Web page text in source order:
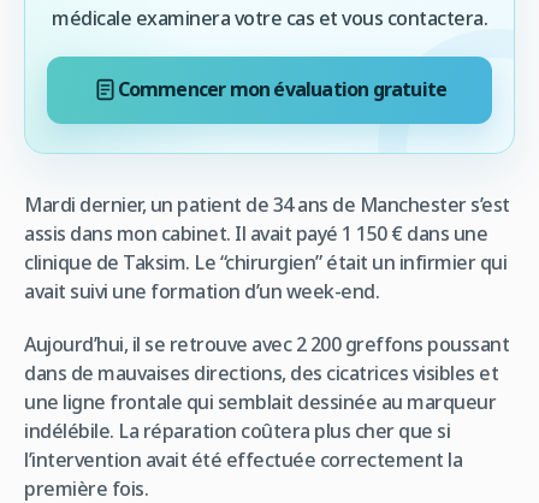
médicale examinera votre cas et vous contactera.
Commencer mon évaluation gratuite
Mardi dernier, un patient de 34 ans de Manchester s’est
assis dans mon cabinet. Il avait payé 1 150 € dans une
clinique de Taksim. Le “chirurgien” était un infirmier qui
avait suivi une formation d’un week-end.
Aujourd’hui, il se retrouve avec 2 200 greffons poussant
dans de mauvaises directions, des cicatrices visibles et
une ligne frontale qui semblait dessinée au marqueur
indélébile. La réparation coûtera plus cher que si
l’intervention avait été effectuée correctement la
première fois.